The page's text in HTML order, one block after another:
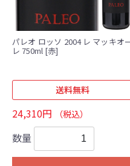
パレオ ロッソ 2004 レ マッキオ
レ 750ml [赤]
送料無料
24,310円 （税込）
数量